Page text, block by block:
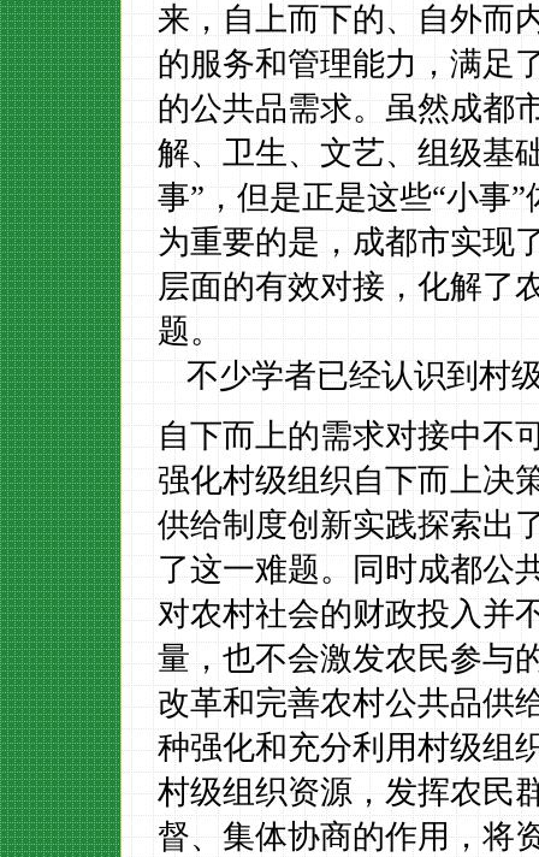
来，自上而下的、自外而
的服务和管理能力，满足
的公共品需求。虽然成都
解、卫生、文艺、组级基
事”，但是正是这些“小事
为重要的是，成都市实现
层面的有效对接，化解了
题。
不少学者已经认识到村
自下而上的需求对接中不
强化村级组织自下而上决
供给制度创新实践探索出
了这一难题。同时成都公
对农村社会的财政投入并
量，也不会激发农民参与
改革和完善农村公共品供
种强化和充分利用村级组
村级组织资源，发挥农民
督、集体协商的作用，将